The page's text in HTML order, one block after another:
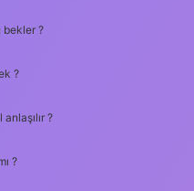
bekler ?
?
?
?